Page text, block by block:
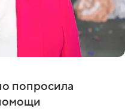
попросила